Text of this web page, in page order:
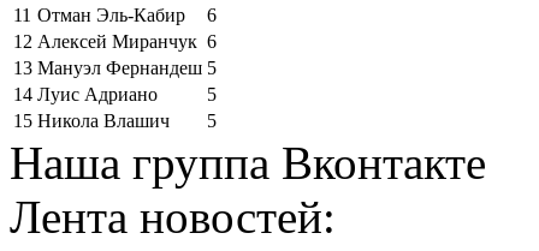
11 Отман Эль-Кабир
6
12 Алексей Миранчук 6
13 Мануэл Фернандеш 5
14 Луис Адриано
5
15 Никола Влашич 5
Наша группа Вконтакте
Лента новостей: